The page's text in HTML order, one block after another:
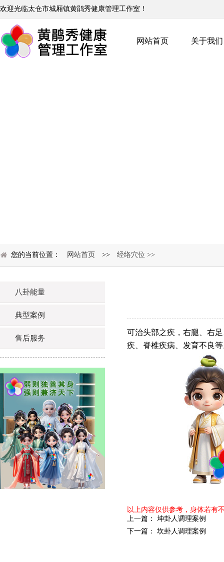
欢迎光临太仓市城厢镇黄鹃秀健康管理工作室！
网站首页 关于我们
您的当前位置： 网站首页 >> 经络穴位 >>
八卦能量
典型案例
售后服务
可治头部之疾，右腿、右
疾、脊椎疾病、发育不良
以上内容仅供参考，身体若有
上一篇 ： 坤卦人调理案例
下一篇 ： 坎卦人调理案例